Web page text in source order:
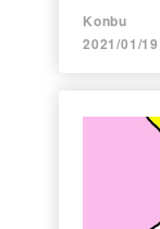
まで。注
Konbu
2021/01/19